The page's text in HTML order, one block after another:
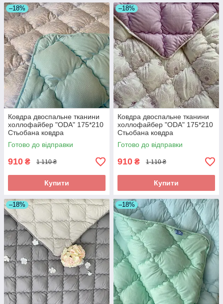
–18%
Ковдра двоспальне тканини
холлофайбер "ODA" 175*210
Стьобана ковдра
Готово до відправки
910 ₴ 1 110 ₴
Купити
–18%
Ковдра двоспальне тканини
холлофайбер "ODA" 175*210
Стьобана ковдра
Готово до відправки
910 ₴ 1 110 ₴
Купити
–18% –18%